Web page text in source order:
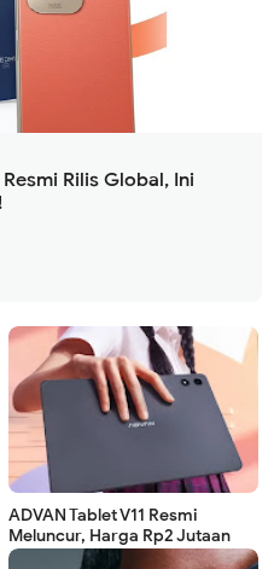
Rilis Global, Ini
ADVAN Tablet V11 Resmi
Meluncur, Harga Rp2 Jutaan
dengan Gemini AI!